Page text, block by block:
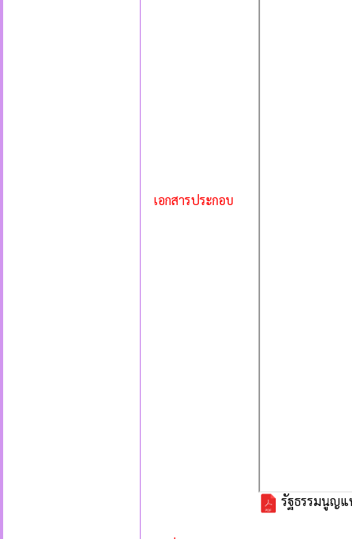
เอกสารประกอบ
รัฐธรรมนูญแ